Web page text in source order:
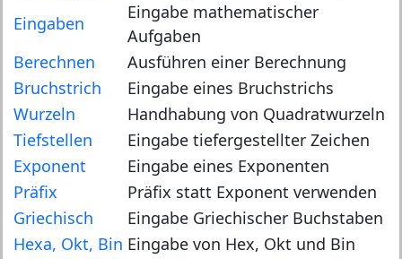
Eingaben
Eingabe mathematischer
Aufgaben
Berechnen
Ausführen einer Berechnung
Bruchstrich
Eingabe eines Bruchstrichs
Wurzeln
Handhabung von Quadratwurzeln
Tiefstellen
Eingabe tiefergestellter Zeichen
Exponent
Eingabe eines Exponenten
Präfix
Präfix statt Exponent verwenden
Griechisch
Eingabe Griechischer Buchstaben
Hexa, Okt, Bin Eingabe von Hex, Okt und Bin